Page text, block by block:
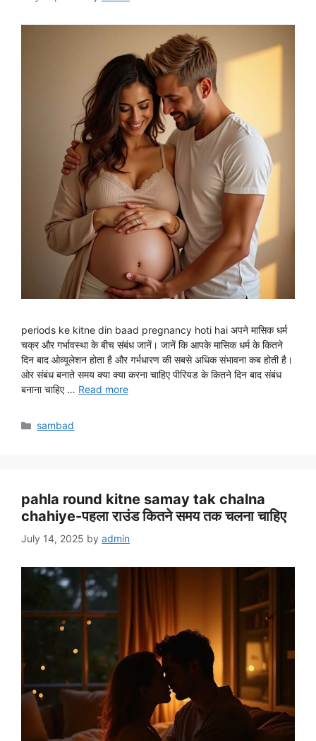
periods ke kitne din baad pregnancy hoti hai अपने मासिक धर्म
चक्र और गर्भावस्था के बीच संबंध जानें। जानें कि आपके मासिक धर्म के कितने
दिन बाद ओव्यूलेशन होता है और गर्भधारण की सबसे अधिक संभावना कब होती है।
ओर संबंध बनाते समय क्या क्या करना चाहिए पीरियड के कितने दिन बाद संबंध
बनाना चाहिए … Read more
Categories
sambad
pahla round kitne samay tak chalna
chahiye-पहला राउंड कितने समय तक चलना चाहिए
July 14, 2025 by admin